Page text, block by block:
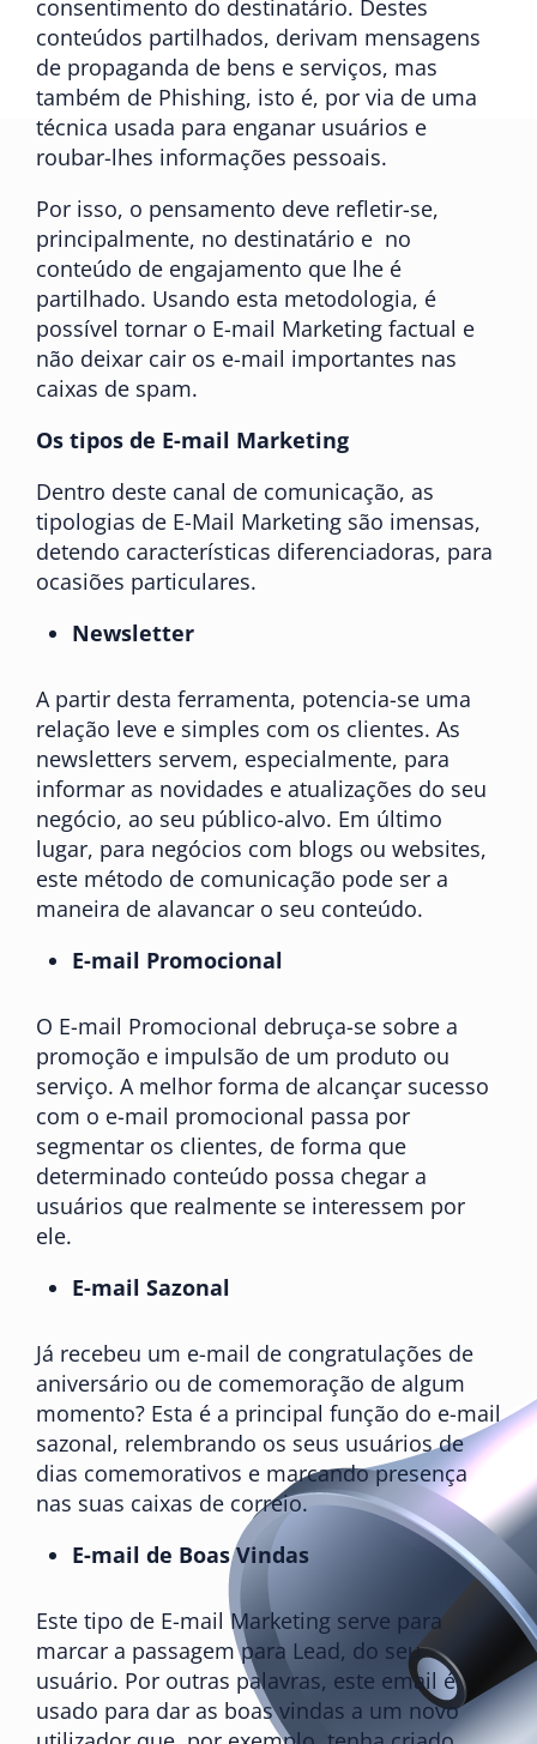
consentimento do destinatário. Destes
conteúdos partilhados, derivam mensagens
de propaganda de bens e serviços, mas
também de Phishing, isto é, por via de uma
técnica usada para enganar usuários e
roubar-lhes informações pessoais.
Por isso, o pensamento deve refletir-se,
principalmente, no destinatário e no
conteúdo de engajamento que lhe é
partilhado. Usando esta metodologia, é
possível tornar o E-mail Marketing factual e
não deixar cair os e-mail importantes nas
caixas de spam.
Os tipos de E-mail Marketing
Dentro deste canal de comunicação, as
tipologias de E-Mail Marketing são imensas,
detendo características diferenciadoras, para
ocasiões particulares.
Newsletter
A partir desta ferramenta, potencia-se uma
relação leve e simples com os clientes. As
newsletters servem, especialmente, para
informar as novidades e atualizações do seu
negócio, ao seu público-alvo. Em último
lugar, para negócios com blogs ou websites,
este método de comunicação pode ser a
maneira de alavancar o seu conteúdo.
E-mail Promocional
O E-mail Promocional debruça-se sobre a
promoção e impulsão de um produto ou
serviço. A melhor forma de alcançar sucesso
com o e-mail promocional passa por
segmentar os clientes, de forma que
determinado conteúdo possa chegar a
usuários que realmente se interessem por
ele.
E-mail Sazonal
Já recebeu um e-mail de congratulações de
aniversário ou de comemoração de algum
momento? Esta é a principal função do e-mail
sazonal, relembrando os seus usuários de
dias comemorativos e marcando presença
nas suas caixas de correio.
E-mail de Boas Vindas
Este tipo de E-mail Marketing serve para
marcar a passagem para Lead, do seu
usuário. Por outras palavras, este email é
usado para dar as boas vindas a um novo